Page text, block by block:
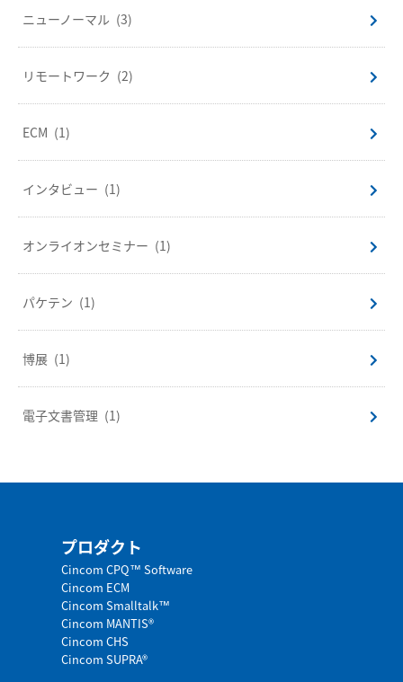
ニューノーマル (3)
リモートワーク (2)
ECM (1)
インタビュー (1)
オンライオンセミナー (1)
パケテン (1)
博展 (1)
電子文書管理 (1)
プロダクト
Cincom CPQ™ Software
Cincom ECM
Cincom Smalltalk™
Cincom MANTIS®
Cincom CHS
Cincom SUPRA®